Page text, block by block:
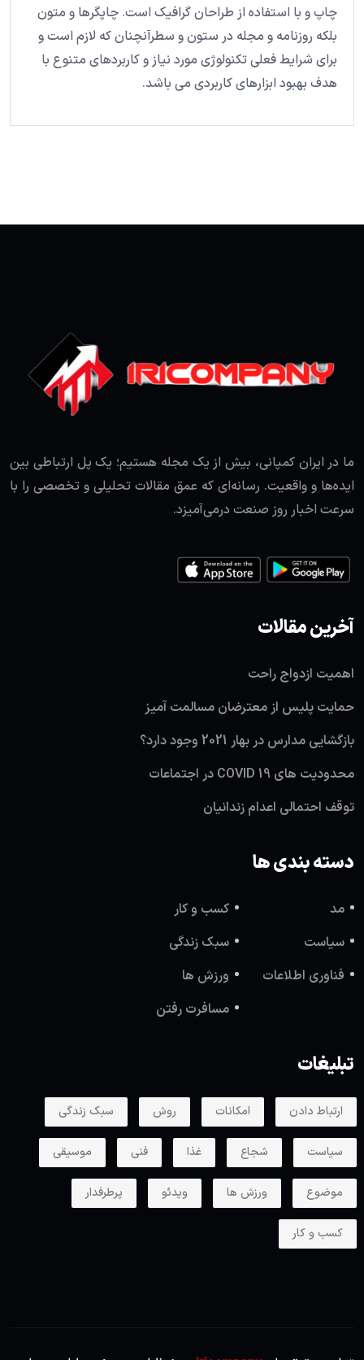
چاپ و با استفاده از طراحان گرافیک است. چاپگرها و متون
بلکه روزنامه و مجله در ستون و سطرآنچنان که لازم است و
برای شرایط فعلی تکنولوژی مورد نیاز و کاربردهای متنوع با
هدف بهبود ابزارهای کاربردی می باشد.
ما در ایران کمپانی، بیش از یک مجله هستیم؛ یک پل ارتباطی بین
ایده‌ها و واقعیت. رسانه‌ای که عمق مقالات تحلیلی و تخصصی را با
سرعت اخبار روز صنعت درمی‌آمیزد.
آخرین مقالات
اهمیت ازدواج راحت
حمایت پلیس از معترضان مسالمت آمیز
بازگشایی مدارس در بهار 2021 وجود دارد؟
محدودیت های COVID 19 در اجتماعات
توقف احتمالی اعدام زندانیان
دسته بندی ها
کسب و کار
مد
سبک زندگی
سیاست
ورزش ها
فناوری اطلاعات
مسافرت رفتن
تبلیغات
ارتباط دادن امکانات روش سبک زندگی
سیاست شجاع غذا فنی موسیقی
موضوع ورزش ها ویدئو پرطرفدار
کسب و کار